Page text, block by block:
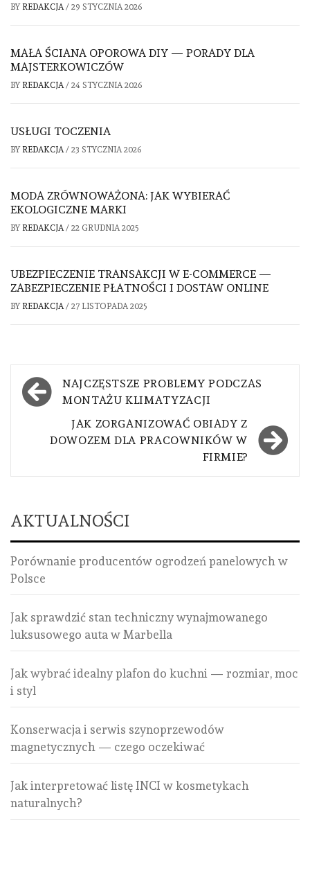
BY REDAKCJA / 29 STYCZNIA 2026
MAŁA ŚCIANA OPOROWA DIY — PORADY DLA
MAJSTERKOWICZÓW
BY REDAKCJA / 24 STYCZNIA 2026
USŁUGI TOCZENIA
BY REDAKCJA / 23 STYCZNIA 2026
MODA ZRÓWNOWAŻONA: JAK WYBIERAĆ
EKOLOGICZNE MARKI
BY REDAKCJA / 22 GRUDNIA 2025
UBEZPIECZENIE TRANSAKCJI W E-COMMERCE —
ZABEZPIECZENIE PŁATNOŚCI I DOSTAW ONLINE
BY REDAKCJA / 27 LISTOPADA 2025
Nawigacja
wpisu
NAJCZĘSTSZE PROBLEMY PODCZAS
MONTAŻU KLIMATYZACJI
JAK ZORGANIZOWAĆ OBIADY Z
DOWOZEM DLA PRACOWNIKÓW W
FIRMIE?
AKTUALNOŚCI
Porównanie producentów ogrodzeń panelowych w
Polsce
Jak sprawdzić stan techniczny wynajmowanego
luksusowego auta w Marbella
Jak wybrać idealny plafon do kuchni — rozmiar, moc
i styl
Konserwacja i serwis szynoprzewodów
magnetycznych — czego oczekiwać
Jak interpretować listę INCI w kosmetykach
naturalnych?